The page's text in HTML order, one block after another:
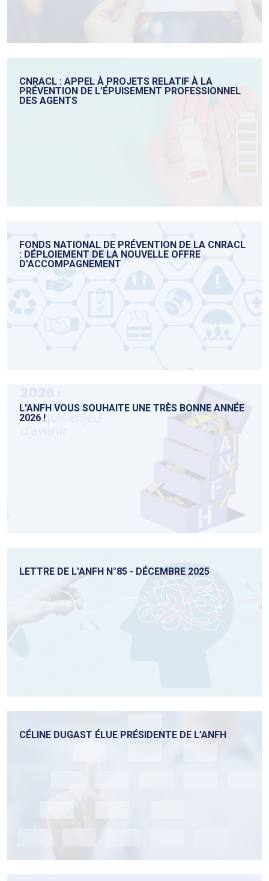
CNRACL : APPEL À PROJETS RELATIF À LA
PRÉVENTION DE L’ÉPUISEMENT PROFESSIONNEL
DES AGENTS
FONDS NATIONAL DE PRÉVENTION DE LA CNRACL
: DÉPLOIEMENT DE LA NOUVELLE OFFRE
D'ACCOMPAGNEMENT
L'ANFH VOUS SOUHAITE UNE TRÈS BONNE ANNÉE
2026 !
LETTRE DE L'ANFH N°85 - DÉCEMBRE 2025
CÉLINE DUGAST ÉLUE PRÉSIDENTE DE L’ANFH